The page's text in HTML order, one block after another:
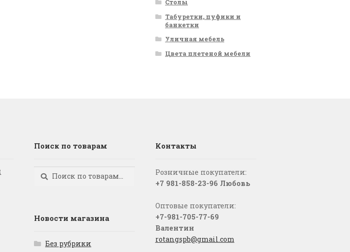
Столы
Табуретки, пуфики и
банкетки
Уличная мебель
Цвета плетеной мебели
Поиск по товарам
Искать:
Поиск
Новости магазина
Без рубрики
Контакты
Розничные покупатели:
+7 981-858-23-96 Любовь
Оптовые покупатели:
+7-981-705-77-69
Валентин
rotangspb@gmail.com